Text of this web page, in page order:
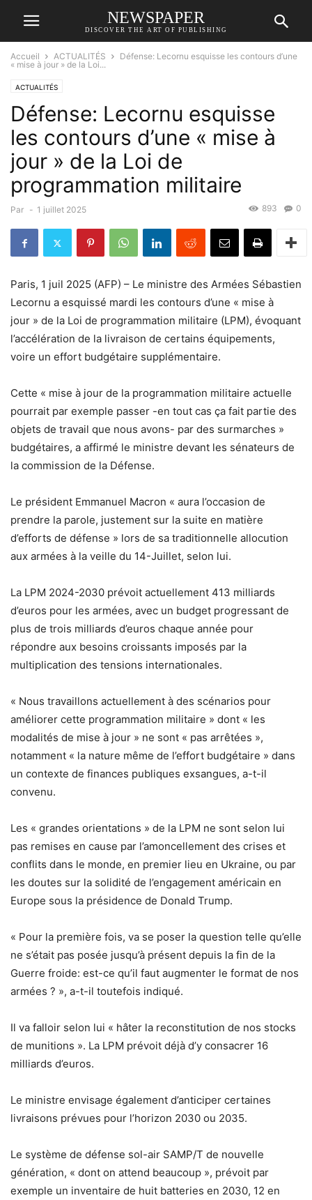
NEWSPAPER
DISCOVER THE ART OF PUBLISHING
Accueil ACTUALITÉS
Défense: Lecornu esquisse les contours d’une
« mise à jour » de la Loi...
ACTUALITÉS
Défense: Lecornu esquisse
les contours d’une « mise à
jour » de la Loi de
programmation militaire
Par - 1 juillet 2025 0
893
Paris, 1 juil 2025 (AFP) – Le ministre des Armées Sébastien
Lecornu a esquissé mardi les contours d’une « mise à
jour » de la Loi de programmation militaire (LPM), évoquant
l’accélération de la livraison de certains équipements,
voire un effort budgétaire supplémentaire.
Cette « mise à jour de la programmation militaire actuelle
pourrait par exemple passer -en tout cas ça fait partie des
objets de travail que nous avons- par des surmarches »
budgétaires, a affirmé le ministre devant les sénateurs de
la commission de la Défense.
Le président Emmanuel Macron « aura l’occasion de
prendre la parole, justement sur la suite en matière
d’efforts de défense » lors de sa traditionnelle allocution
aux armées à la veille du 14-Juillet, selon lui.
La LPM 2024-2030 prévoit actuellement 413 milliards
d’euros pour les armées, avec un budget progressant de
plus de trois milliards d’euros chaque année pour
répondre aux besoins croissants imposés par la
multiplication des tensions internationales.
« Nous travaillons actuellement à des scénarios pour
améliorer cette programmation militaire » dont « les
modalités de mise à jour » ne sont « pas arrêtées »,
notamment « la nature même de l’effort budgétaire » dans
un contexte de finances publiques exsangues, a-t-il
convenu.
Les « grandes orientations » de la LPM ne sont selon lui
pas remises en cause par l’amoncellement des crises et
conflits dans le monde, en premier lieu en Ukraine, ou par
les doutes sur la solidité de l’engagement américain en
Europe sous la présidence de Donald Trump.
« Pour la première fois, va se poser la question telle qu’elle
ne s’était pas posée jusqu’à présent depuis la fin de la
Guerre froide: est-ce qu’il faut augmenter le format de nos
armées ? », a-t-il toutefois indiqué.
Il va falloir selon lui « hâter la reconstitution de nos stocks
de munitions ». La LPM prévoit déjà d’y consacrer 16
milliards d’euros.
Le ministre envisage également d’anticiper certaines
livraisons prévues pour l’horizon 2030 ou 2035.
Le système de défense sol-air SAMP/T de nouvelle
génération, « dont on attend beaucoup », prévoit par
exemple un inventaire de huit batteries en 2030, 12 en